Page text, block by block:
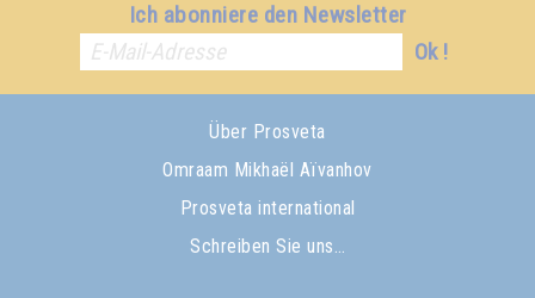
Ich abonniere den Newsletter
Ok !
Über Prosveta
Omraam Mikhaël Aïvanhov
Prosveta international
Schreiben Sie uns…